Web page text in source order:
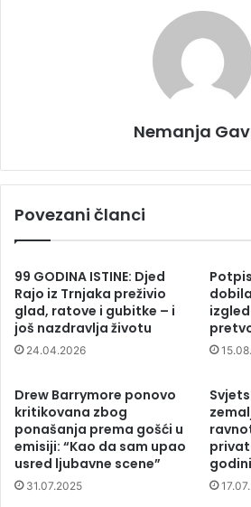
Nemanja
Povezani članci
99 GODINA ISTINE: Djed
Rajo iz Trnjaka preživio
glad, ratove i gubitke – i
još nazdravlja životu
24.04.2026
Drew Barrymore ponovo
kritikovana zbog
ponašanja prema gošći u
emisiji: “Kao da sam upao
usred ljubavne scene”
31.07.2025
godini